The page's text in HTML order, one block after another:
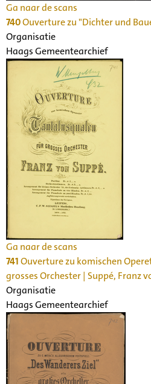
Ga naar de scans
740Ouverture zu "Dichter und
Organisatie
Haags Gemeentearchief
Ga naar de scans
741Ouverture zu komischen
grosses Orchester | Suppé, Franz
Organisatie
Haags Gemeentearchief